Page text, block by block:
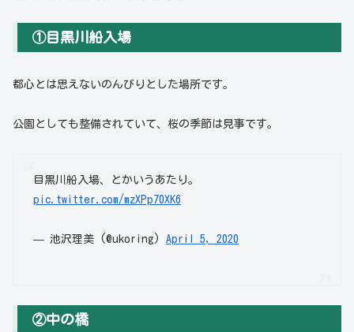
①目黒川船入場
都心とは思えないのんびりとした場所です。
公園としても整備されていて、桜の季節は見事です。
目黒川船入場、とかいうあたり。
pic.twitter.com/mzXPp70XK6
— 池沢理美 (@ukoring)April 5, 2020
②中の橋